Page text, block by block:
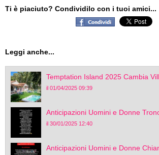
Ti è piaciuto? Condividilo con i tuoi amici...
Leggi anche...
Temptation Island 2025 Cambia
il 01/04/2025 09:39
Anticipazioni Uomini e Donne
il 30/01/2025 12:40
Anticipazioni Uomini e Donne